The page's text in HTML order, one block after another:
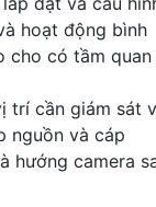
hoạt động bình
cho có tầm quan
trí cần giám sát
nguồn và cáp
hướng camera